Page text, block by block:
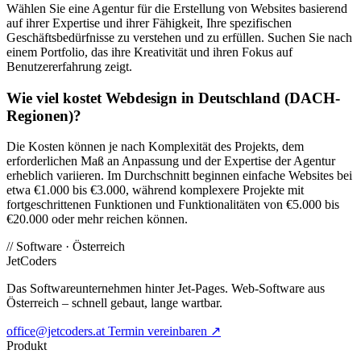
Wählen Sie eine Agentur für die Erstellung von Websites basierend
auf ihrer Expertise und ihrer Fähigkeit, Ihre spezifischen
Geschäftsbedürfnisse zu verstehen und zu erfüllen. Suchen Sie nach
einem Portfolio, das ihre Kreativität und ihren Fokus auf
Benutzererfahrung zeigt.
Wie viel kostet Webdesign in Deutschland (DACH-
Regionen)?
Die Kosten können je nach Komplexität des Projekts, dem
erforderlichen Maß an Anpassung und der Expertise der Agentur
erheblich variieren. Im Durchschnitt beginnen einfache Websites bei
etwa €1.000 bis €3.000, während komplexere Projekte mit
fortgeschrittenen Funktionen und Funktionalitäten von €5.000 bis
€20.000 oder mehr reichen können.
// Software · Österreich
JetCoders
Das Softwareunternehmen hinter Jet-Pages. Web-Software aus
Österreich – schnell gebaut, lange wartbar.
office@jetcoders.at Termin vereinbaren ↗
Produkt